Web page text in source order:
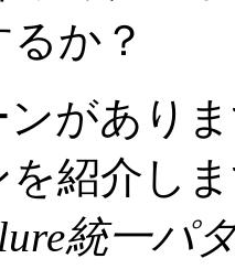
か？
があり
紹介し
統一パ